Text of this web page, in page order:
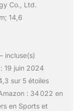
Co., Ltd.
14,6
incluse(s)
19 juin 2024
sur 5 étoiles
: 34 022 en
en Sports et